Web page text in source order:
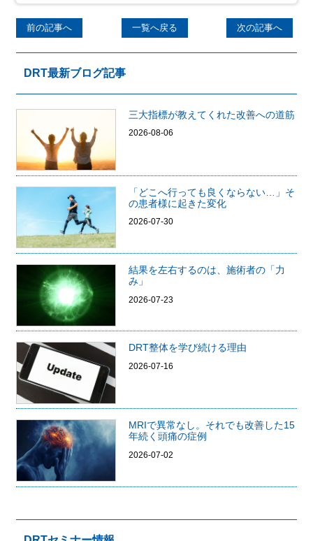
前の記事へ 一覧へ戻る 次の記事へ
DRT最新ブログ記事
三大指標が教えてくれた改善への道筋
2026-08-06
「どこへ行っても良くならない…」そ
の患者様に起きた変化
2026-07-30
結果を左右するのは、施術者の「力
み」
2026-07-23
DRT整体を学び続ける理由
2026-07-16
MRIで異常なし。それでも改善した15
年続く頭痛の症例
2026-07-02